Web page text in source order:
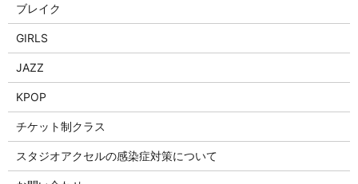
ブレイク
GIRLS
JAZZ
KPOP
チケット制クラス
スタジオアクセルの感染症対策について